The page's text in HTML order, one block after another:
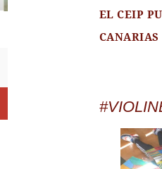
EL CEIP
CANARIAS